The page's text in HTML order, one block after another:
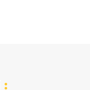
: